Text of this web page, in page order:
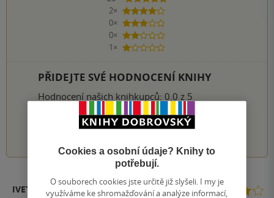
2×
4 hvězdičky
0×
3 hvězdičky
0×
2 hvězdičky
1×
1 hvezdička
PŘIDEJTE SVÉ HODNOCENÍ KNIHY
Hodnocení našich knihkupců: 0.0 z 5
1 2 3 4 5
IVETA ČÍŽKOVÁ
Cookies a osobní údaje? Knihy to
potřebují.
O souborech cookies jste určitě již slyšeli. I my je
využíváme ke shromažďování a analýze informací,